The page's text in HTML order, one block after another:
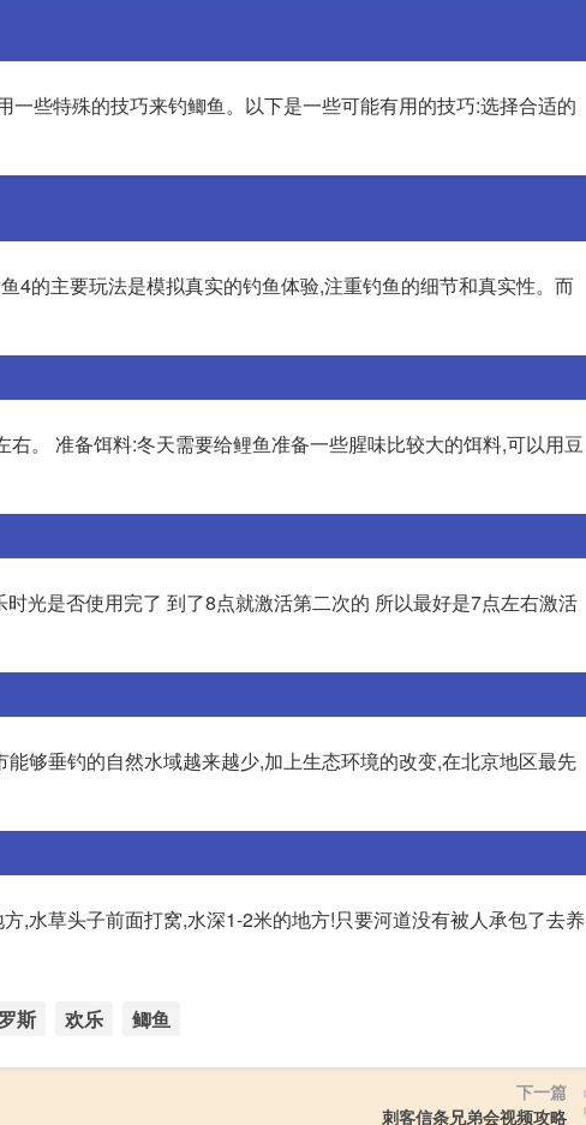
些特殊的技巧来钓鲫鱼。以下是一些可能有用的技巧:选择合适的
4的主要玩法是模拟真实的钓鱼体验,注重钓鱼的细节和真实性。而
。 准备饵料:冬天需要给鲤鱼准备一些腥味比较大的饵料,可以用豆
光是否使用完了 到了8点就激活第二次的 所以最好是7点左右激活
够垂钓的自然水域越来越少,加上生态环境的改变,在北京地区最先
,水草头子前面打窝,水深1-2米的地方!只要河道没有被人承包了去养
斯 欢乐 鲫鱼
下一篇
刺客信条兄弟会视频攻略